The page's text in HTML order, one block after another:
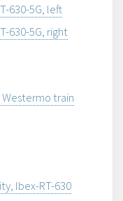
630-5G, left
630-5G, right
Westermo train
Ibex-RT-630